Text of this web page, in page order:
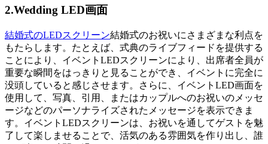
2.Wedding LED画面
結婚式のLEDスクリーン結婚式のお祝いにさまざまな利点を
もたらします。たとえば、式典のライブフィードを提供する
ことにより、イベントLEDスクリーンにより、出席者全員が
重要な瞬間をはっきりと見ることができ、イベントに完全に
没頭していると感じさせます。さらに、イベントLED画面を
使用して、写真、引用、またはカップルへのお祝いのメッセ
ージなどのパーソナライズされたメッセージを表示できま
す。イベントLEDスクリーンは、お祝いを通してゲストを魅
了して楽しませることで、活気のある雰囲気を作り出し、誰